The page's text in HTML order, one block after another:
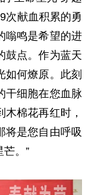
献血积累的勇
嗡鸣是希望的进
鼓点。作为蓝天
如何燎原。此刻
干细胞在您血脉
棉花再红时，
是您自由呼吸
。”